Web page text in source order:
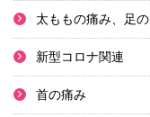
太ももの痛み、足
新型コロナ関連
首の痛み